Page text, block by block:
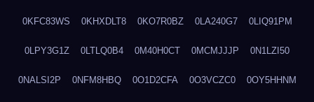
0KFC83WS 0KHXDLT8 0KO7R0BZ 0LA240G7 0LIQ91PM
0LPY3G1Z 0LTLQ0B4 0M40H0CT 0MCMJJJP 0N1LZI50
0NALSI2P 0NFM8HBQ 0O1D2CFA 0O3VCZC0 0OY5HHNM